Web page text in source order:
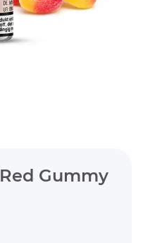
Red Gummy